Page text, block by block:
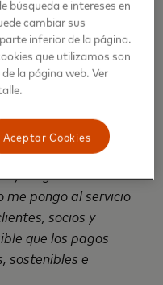
Miami y México.
que
desde que llegué a
ha
de España y
y que se encuentra
y de gran
me pongo al servicio
socios y
que los pagos
sostenibles e
búsqueda e intereses en
cambiar sus
inferior de la página.
que utilizamos son
la página web. Ver
Aceptar Cookies